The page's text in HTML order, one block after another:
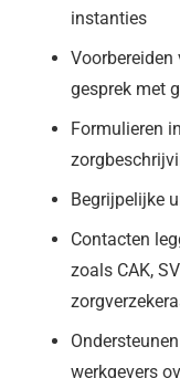
instanties
Voorbereiden
gesprek met
Formulieren
Begrijpelijke
Contacten
zoals CAK,
werkgevers